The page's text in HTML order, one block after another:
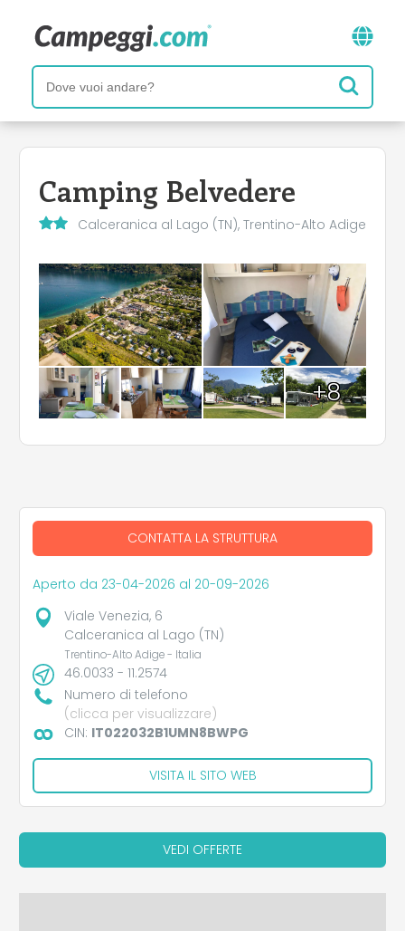
Camping Belvedere
Calceranica al Lago (TN), Trentino-Alto Adige
+8
CONTATTA LA STRUTTURA
Aperto da 23-04-2026 al 20-09-2026
Viale Venezia, 6
Calceranica al Lago (TN)
Trentino-Alto Adige - Italia
46.0033 - 11.2574
Numero di telefono
(clicca per visualizzare)
CIN: IT022032B1UMN8BWPG
VISITA IL SITO WEB
VEDI OFFERTE